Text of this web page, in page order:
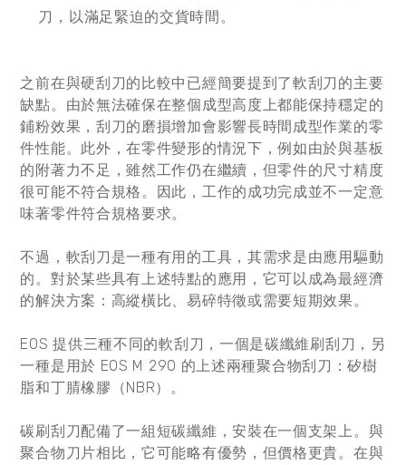
刀，以滿足緊迫的交貨時間。
之前在與硬刮刀的比較中已經簡要提到了軟刮刀的主要
缺點。由於無法確保在整個成型高度上都能保持穩定的
鋪粉效果，刮刀的磨損增加會影響長時間成型作業的零
件性能。此外，在零件變形的情況下，例如由於與基板
的附著力不足，雖然工作仍在繼續，但零件的尺寸精度
很可能不符合規格。因此，工作的成功完成並不一定意
味著零件符合規格要求。
不過，軟刮刀是一種有用的工具，其需求是由應用驅動
的。對於某些具有上述特點的應用，它可以成為最經濟
的解決方案：高縱橫比、易碎特徵或需要短期效果。
EOS 提供三種不同的軟刮刀，一個是碳纖維刷刮刀，另
一種是用於 EOS M 290 的上述兩種聚合物刮刀：矽樹
脂和丁腈橡膠（NBR）。
碳刷刮刀配備了一組短碳纖維，安裝在一個支架上。與
聚合物刀片相比，它可能略有優勢，但價格更貴。在與